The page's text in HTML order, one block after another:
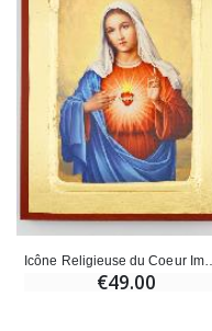
Icône Religieuse du Coeur Immaculé de Marie - 18cm
€49.00